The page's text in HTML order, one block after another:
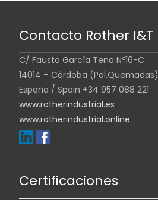
Contacto Rother I&T
C/ Fausto García Tena Nº16-C
14014 – Córdoba (Pol.Quemadas)
España / Spain +34 957 088 221
www.rotherindustrial.es
www.rotherindustrial.online
Certificaciones